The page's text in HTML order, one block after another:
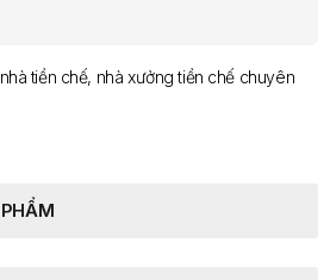
tiền chế, nhà xưởng tiền chế chuyên